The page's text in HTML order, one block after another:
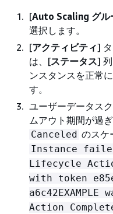
[Auto Scaling グル
選択します。
[アクティビティ]
は、[ステータス]
ンスタンスを正常
す。
ユーザーデータス
ムアウト期間が過
Canceled のスケ
Instance
Lifecycle
with token
Action